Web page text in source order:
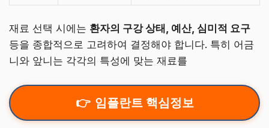
재료 선택 시에는 환자의 구강 상태, 예산, 심미적 요구
등을 종합적으로 고려하여 결정해야 합니다. 특히 어금
니와 앞니는 각각의 특성에 맞는 재료를
임플란트 핵심정보